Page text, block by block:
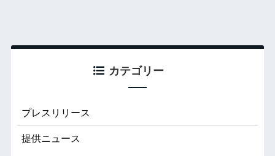
カテゴリー
プレスリリース
提供ニュース